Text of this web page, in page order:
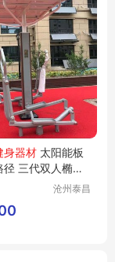
身器材 太阳能板
径 三代双人椭圆
器材
沧州泰昌